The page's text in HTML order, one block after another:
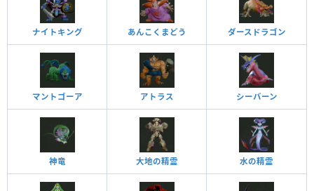
ナイトキング あんこくまどう ダースドラゴン
マントゴーア アトラス シーバーン
神竜 大地の精霊 水の精霊